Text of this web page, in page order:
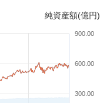
純資産額(億円)
300.00
600.00
900.00